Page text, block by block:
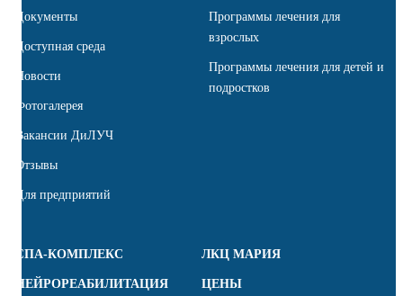
Документы
Доступная среда
Новости
Фотогалерея
Вакансии ДиЛУЧ
Отзывы
Для предприятий
Программы лечения для
взрослых
Программы лечения для детей и
подростков
СПА-КОМПЛЕКС ЛКЦ МАРИЯ
НЕЙРОРЕАБИЛИТАЦИЯ ЦЕНЫ